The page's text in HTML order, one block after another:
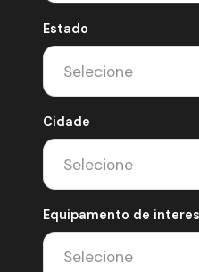
Estado
Cidade
Equipamento de